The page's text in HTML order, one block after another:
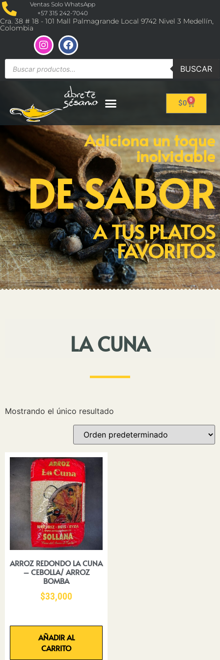
Ventas Solo WhatsApp
+57 315 242-7040
Cra. 38 # 18 - 101 Mall Palmagrande Local 9742 Nivel 3 Medellín,
Colombia
BUSCAR
$0 0
Adiciona un toque
inolvidable
DE SABOR
A TUS PLATOS
FAVORITOS
LA CUNA
Mostrando el único resultado
ARROZ REDONDO LA CUNA
– CEBOLLA/ ARROZ
BOMBA
$33,000
AÑADIR AL
CARRITO